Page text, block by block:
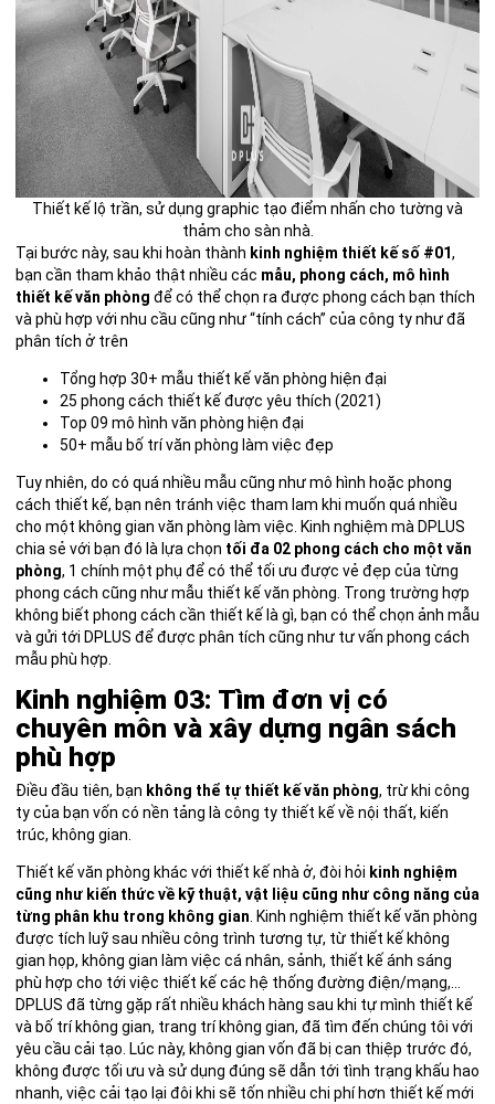
Thiết kế lộ trần, sử dụng graphic tạo điểm nhấn cho tường và
thảm cho sàn nhà.
Tại bước này, sau khi hoàn thành kinh nghiệm thiết kế số #01,
bạn cần tham khảo thật nhiều các mẫu, phong cách, mô hình
thiết kế văn phòng để có thể chọn ra được phong cách bạn thích
và phù hợp với nhu cầu cũng như “tính cách” của công ty như đã
phân tích ở trên
Tổng hợp 30+ mẫu thiết kế văn phòng hiện đại
25 phong cách thiết kế được yêu thích (2021)
Top 09 mô hình văn phòng hiện đại
50+ mẫu bố trí văn phòng làm việc đẹp
Tuy nhiên, do có quá nhiều mẫu cũng như mô hình hoặc phong
cách thiết kế, bạn nên tránh việc tham lam khi muốn quá nhiều
cho một không gian văn phòng làm việc. Kinh nghiệm mà DPLUS
chia sẻ với bạn đó là lựa chọn tối đa 02 phong cách cho một văn
phòng, 1 chính một phụ để có thể tối ưu được vẻ đẹp của từng
phong cách cũng như mẫu thiết kế văn phòng. Trong trường hợp
không biết phong cách cần thiết kế là gì, bạn có thể chọn ảnh mẫu
và gửi tới DPLUS để được phân tích cũng như tư vấn phong cách
mẫu phù hợp.
Kinh nghiệm 03: Tìm đơn vị có
chuyên môn và xây dựng ngân sách
phù hợp
Điều đầu tiên, bạn không thể tự thiết kế văn phòng, trừ khi công
ty của bạn vốn có nền tảng là công ty thiết kế về nội thất, kiến
trúc, không gian.
Thiết kế văn phòng khác với thiết kế nhà ở, đòi hỏi kinh nghiệm
cũng như kiến thức về kỹ thuật, vật liệu cũng như công năng của
từng phân khu trong không gian . Kinh nghiệm thiết kế văn phòng
được tích luỹ sau nhiều công trình tương tự, từ thiết kế không
gian họp, không gian làm việc cá nhân, sảnh, thiết kế ánh sáng
phù hợp cho tới việc thiết kế các hệ thống đường điện/mạng,…
DPLUS đã từng gặp rất nhiều khách hàng sau khi tự mình thiết kế
và bố trí không gian, trang trí không gian, đã tìm đến chúng tôi với
yêu cầu cải tạo. Lúc này, không gian vốn đã bị can thiệp trước đó,
không được tối ưu và sử dụng đúng sẽ dẫn tới tình trạng khấu hao
nhanh, việc cải tạo lại đôi khi sẽ tốn nhiều chi phí hơn thiết kế mới